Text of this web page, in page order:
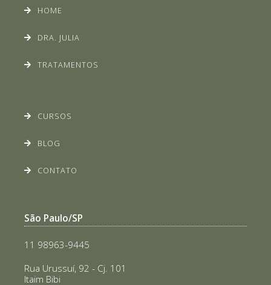
HOME
DRA. JULIA
TRATAMENTOS
CURSOS
BLOG
CONTATO
São Paulo/SP
11 98963-9445
Rua Urussuí, 92 - Cj. 101
Itaim Bibi